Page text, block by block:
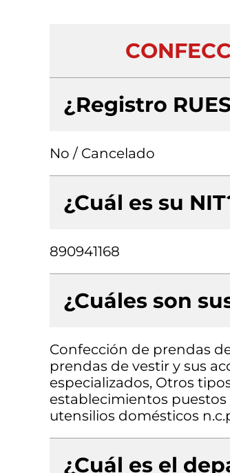
¿Registro
No / Cancelado
¿Cuál es su
890941168
¿Cuáles son
Confección de prendas
prendas de vestir y sus
especializados, Otros
establecimientos
utensilios domésticos
¿Cuál es el